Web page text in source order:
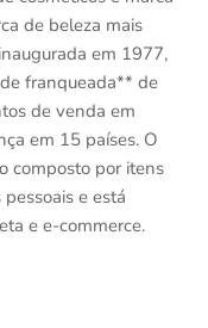
de beleza mais
em 1977,
franqueada** de
de venda em
ça em 15 países. O
composto por itens
e está
e e-commerce.